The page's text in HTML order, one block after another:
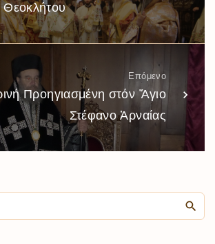
Θεοκλήτου
Επόμενο
Προηγιασμένη στόν Ἅγιο
Στέφανο Ἀρναίας